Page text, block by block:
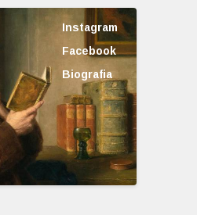
Instagram
Facebook
Biografia